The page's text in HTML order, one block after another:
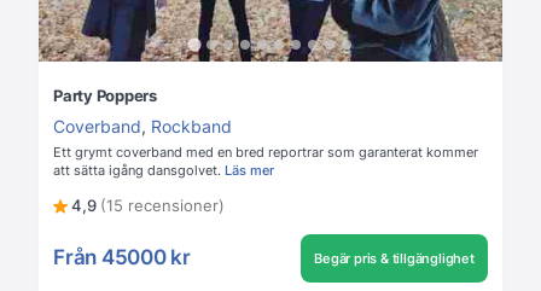
Party Poppers
Coverband, Rockband
Ett grymt coverband med en bred reportrar som garanterat kommer
att sätta igång dansgolvet. Läs mer
4,9 (15 recensioner)
Från 45000 kr Begär pris & tillgänglighet